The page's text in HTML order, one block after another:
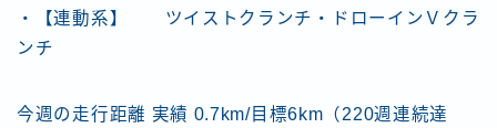
・【連動系】 ツイストクランチ・ドローインＶクラ
ンチ
今週の走行距離 実績 0.7km/目標6km（220週連続達